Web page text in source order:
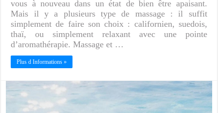
vous à nouveau dans un état de bien être apaisant.
Mais il y a plusieurs type de massage : il suffit
simplement de faire son choix : californien, suedois,
thaï, ou simplement relaxant avec une pointe
d’aromathérapie. Massage et …
Plus d Informations »